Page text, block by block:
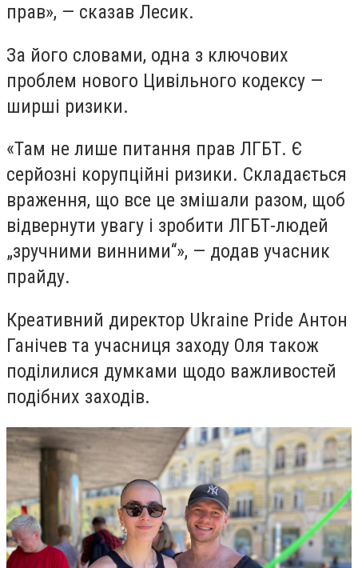
прав», — сказав Лесик.
За його словами, одна з ключових
проблем нового Цивільного кодексу —
ширші ризики.
«Там не лише питання прав ЛГБТ. Є
серйозні корупційні ризики. Складається
враження, що все це змішали разом, щоб
відвернути увагу і зробити ЛГБТ-людей
„зручними винними“», — додав учасник
прайду.
Креативний директор Ukraine Pride Антон
Ганічев та учасниця заходу Оля також
поділилися думками щодо важливостей
подібних заходів.